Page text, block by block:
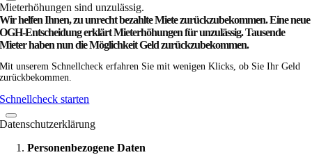
Miet­­erhöhungen sind unzulässig.
Wir helfen Ihnen, zu unrecht bezahlte Miete zurück­zubekommen. Eine neue
OGH-Entscheidung erklärt Mieterhöhungen für unzulässig. Tausende
Mieter haben nun die Möglichkeit Geld zurückzubekommen.
Mit unserem Schnellcheck erfahren Sie mit wenigen Klicks, ob Sie Ihr Geld
zurückbekommen.
Schnellcheck starten
Datenschutzerklärung
Personenbezogene Daten